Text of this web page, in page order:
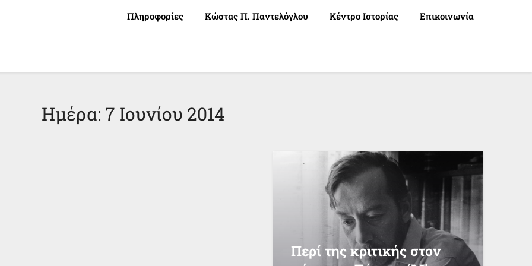
Πληροφορίες Κώστας Π. Παντελόγλου Κέντρο Ιστορίας Επικοινωνία
Ημέρα: 7 Ιουνίου 2014
Περί της κριτικής στον